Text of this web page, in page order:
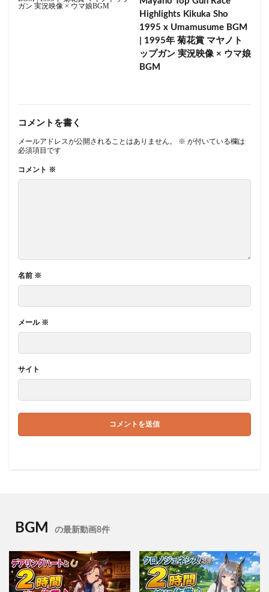
Highlights Kikuka Sho
1995 x Umamusume BGM
| 1995年 菊花賞 マヤノト
ップガン 実況映像 × ウマ娘
BGM
コメントを書く
メールアドレスが公開されることはありません。 ※ が付いている欄は
必須項目です
コメント ※
名前 ※
メール ※
サイト
BGM の最新動画8件